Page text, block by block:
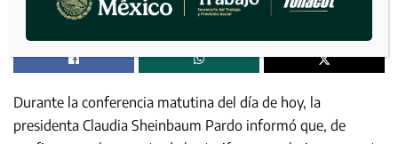
Durante la conferencia matutina del día de hoy, la
presidenta Claudia Sheinbaum Pardo informó que, de